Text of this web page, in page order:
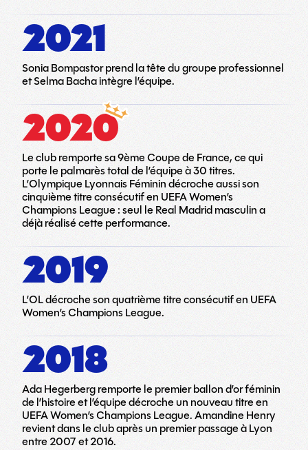
2021
Sonia Bompastor prend la tête du groupe professionnel
et Selma Bacha intègre l’équipe.
2020
Le club remporte sa 9ème Coupe de France, ce qui
porte le palmarès total de l’équipe à 30 titres.
L’Olympique Lyonnais Féminin décroche aussi son
cinquième titre consécutif en UEFA Women’s
Champions League : seul le Real Madrid masculin a
déjà réalisé cette performance.
2019
L’OL décroche son quatrième titre consécutif en UEFA
Women’s Champions League.
2018
Ada Hegerberg remporte le premier ballon d’or féminin
de l’histoire et l’équipe décroche un nouveau titre en
UEFA Women’s Champions League. Amandine Henry
revient dans le club après un premier passage à Lyon
entre 2007 et 2016.